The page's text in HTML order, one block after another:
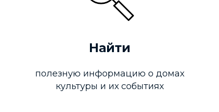
Найти
полезную информацию о домах
культуры и их событиях